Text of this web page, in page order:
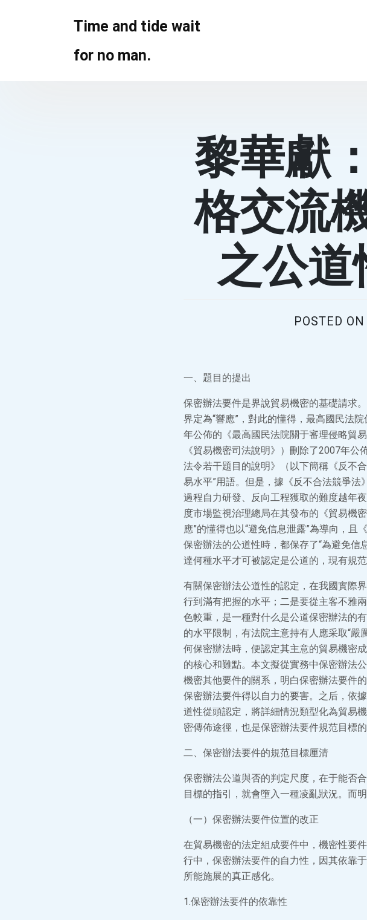
Time and tide wait
for no man.
黎華獻
格交流
之公
POSTED ON
一、題目的提出
保密辦法要件是界說貿易機密的基礎請求
界定為“響應”，對此的懂得，最高國民法
年公佈的《最高國民法院關于審理侵略貿
《貿易機密司法說明》）刪除了2007年
法令若干題目的說明》（以下簡稱《反不
易水平”用語。但是，據《反不合法競爭法
過程自力研發、反向工程獲取的難度越年
度市場監視治理總局在其發布的《貿易機
應”的懂得也以“避免信息泄露”為導向，
保密辦法的公道性時，都保存了“為避免信
達何種水平才可被認定是公道的，現有規
有關保密辦法公道性的認定，在我國實際
行到滿有把握的水平；二是要從主客不雅
色較重，是一種對什么是公道保密辦法的
的水平限制，有法院主意持有人應采取“
何保密辦法時，便認定其主意的貿易機密
的核心和難點。本文擬從實務中保密辦法
機密其他要件的關系，明白保密辦法要件
保密辦法要件得以自力的要害。之后，依
道性從頭認定，將詳細情況類型化為貿易
密傳佈途徑，也是保密辦法要件規范目標的
二、保密辦法要件的規范目標厘清
保密辦法公道與否的判定尺度，在于能否
目標的指引，就會墮入一種凌亂狀況。而
（一）保密辦法要件位置的改正
在貿易機密的法定組成要件中，機密性要
行中，保密辦法要件的自力性，因其依靠
所能施展的真正感化。
1.保密辦法要件的依靠性